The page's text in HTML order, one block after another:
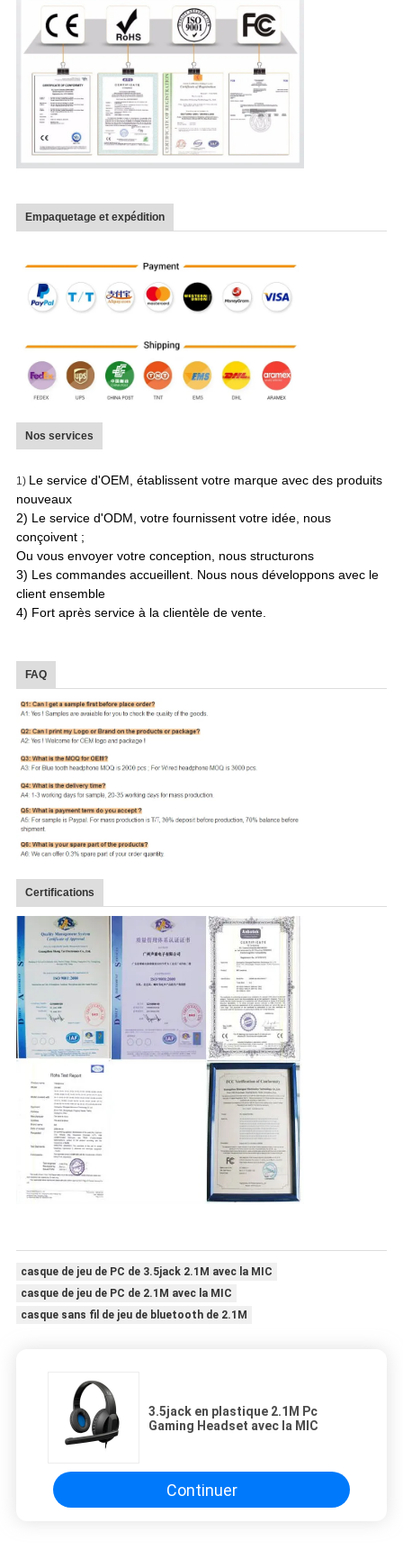
Empaquetage et expédition
Nos services
1) Le service d'OEM, établissent votre marque avec des produits
nouveaux
2) Le service d'ODM, votre fournissent votre idée, nous
conçoivent ;
Ou vous envoyer votre conception, nous structurons
3) Les commandes accueillent. Nous nous développons avec le
client ensemble
4) Fort après service à la clientèle de vente.
FAQ
Certifications
casque de jeu de PC de 3.5jack 2.1M avec la MIC
casque de jeu de PC de 2.1M avec la MIC
casque sans fil de jeu de bluetooth de 2.1M
3.5jack en plastique 2.1M Pc
Gaming Headset avec la MIC
Continuer